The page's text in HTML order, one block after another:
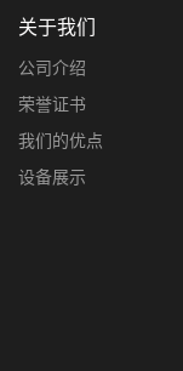
关于我们
公司介绍
荣誉证书
我们的优点
设备展示